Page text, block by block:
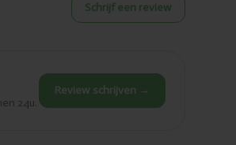
Schrijf een review
24u.
Review schrijven →